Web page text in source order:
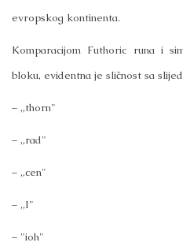
evropskog kontinenta.
Komparacijom Futhoric runa i
bloku, evidentna je sličnost sa
– „thorn"
– „rad"
– „cen"
– „I"
– "ioh"